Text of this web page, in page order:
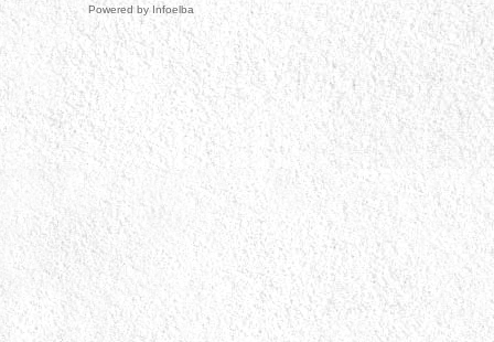
Powered by Infoelba